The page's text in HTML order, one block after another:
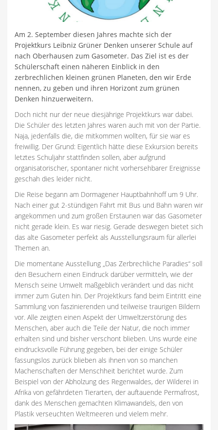
Am 2. September diesen Jahres machte sich der
Projektkurs Leibniz Grüner Denken unserer Schule auf
nach Oberhausen zum Gasometer. Das Ziel ist es der
Schülerschaft einen näheren Einblick in den
zerbrechlichen kleinen grünen Planeten, den wir Erde
nennen, zu geben und ihren Horizont zum grünen
Denken hinzuerweitern.
Doch nicht nur der neue diesjährige Projektkurs war dabei.
Die Schüler des letzten Jahres waren auch mit von der Partie.
Naja, jedenfalls die, die mitkommen wollten, für sie war es
freiwillig. Der Grund: Eigentlich hätte diese Exkursion bereits
letztes Schuljahr stattfinden sollen, aber aufgrund
organisatorischer, spontaner nicht vorhersehbarer Ereignisse
geschah dies leider nicht.
Die Reise begann am Dormagener Hauptbahnhoff um 9 Uhr.
Nach einer gut 2-stündigen Fahrt mit Bus und Bahn waren wir
angekommen und zum großen Erstaunen war das Gasometer
nicht gerade klein. Es war riesig. Gerade deswegen bietet sich
das alte Gasometer perfekt als Ausstellungsraum für allerlei
Themen an.
Die momentane Ausstellung „Das Zerbrechliche Paradies“ soll
den Besuchern einen Eindruck darüber vermitteln, wie der
Mensch seine Umwelt maßgeblich verändert und das nicht
immer zum Guten hin. Der Projektkurs fand beim Eintritt eine
Sammlung von faszinierenden und teilweise traurigen Bildern
vor. Alle zeigten einen Aspekt der Umweltzerstörung des
Menschen, aber auch die Teile der Natur, die noch immer
erhalten sind und bisher verschont blieben. Uns wurde eine
eindrucksvolle Führung gegeben, bei der einige Schüler
fassungslos zurück blieben als ihnen von so manchen
Machenschaften der Menschheit berichtet wurde. Zum
Beispiel von der Abholzung des Regenwaldes, der Wilderei in
Afrika von gefährdeten Tierarten, der auftauende Permafrost,
dank des Menschen gemachten Klimawandels, den von
Plastik verseuchten Weltmeeren und vielem mehr.